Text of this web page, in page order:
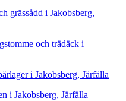
grässådd i Jakobsberg,
och trädäck i
i Jakobsberg, Järfälla
i Jakobsberg, Järfälla